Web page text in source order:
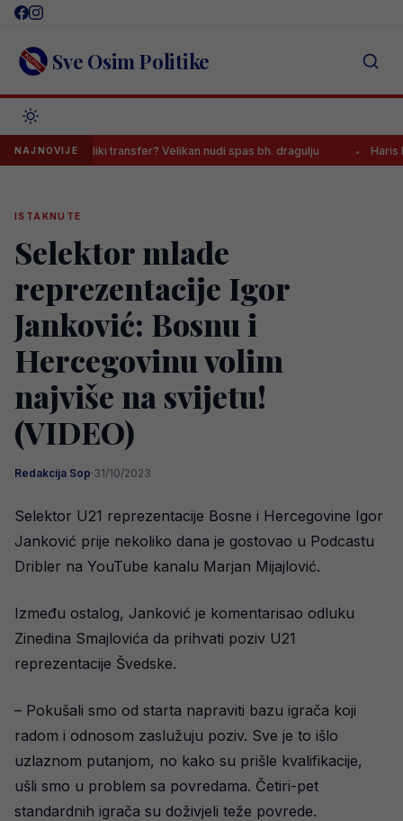
Skip
content Sve Osim Politike
NAJNOVIJEVelikan nudi spas bh. dragulju Haris Kaljanac otvoreno
ISTAKNUTE
Selektor mlade
reprezentacije Igor
Janković: Bosnu i
Hercegovinu volim
najviše na svijetu!
(VIDEO)
Redakcija Sop·31/10/2023
Selektor U21 reprezentacije Bosne i Hercegovine Igor
Janković prije nekoliko dana je gostovao u Podcastu
Dribler na YouTube kanalu Marjan Mijajlović.
Između ostalog, Janković je komentarisao odluku
Zinedina Smajlovića da prihvati poziv U21
reprezentacije Švedske.
– Pokušali smo od starta napraviti bazu igrača koji
radom i odnosom zaslužuju poziv. Sve je to išlo
uzlaznom putanjom, no kako su prišle kvalifikacije,
ušli smo u problem sa povredama. Četiri-pet
standardnih igrača su doživjeli teže povrede.